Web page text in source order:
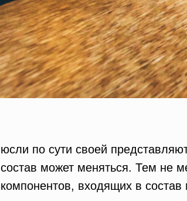
юсли по сути своей
состав может меняться. Тем не
компонентов, входящих в